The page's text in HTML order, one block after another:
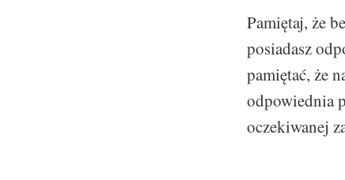
Pamiętaj, że
posiadasz
pamiętać, że
odpowiednia
oczekiwanej